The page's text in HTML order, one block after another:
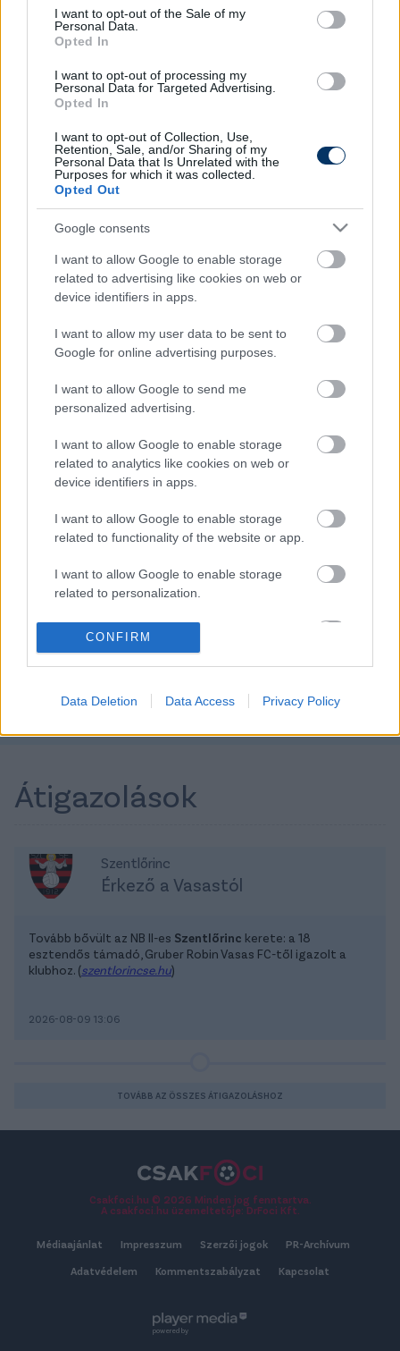
consent section.
I want to opt-out of the Sale of my
Personal Data.
Opted In
I want to opt-out of processing my
Personal Data for Targeted Advertising.
Opted In
I want to opt-out of Collection, Use,
Retention, Sale, and/or Sharing of my
Personal Data that Is Unrelated with the
Purposes for which it was collected.
Opted Out
Google consents
I want to allow Google to enable storage
related to advertising like cookies on web or
device identifiers in apps.
I want to allow my user data to be sent to
Google for online advertising purposes.
I want to allow Google to send me
personalized advertising.
I want to allow Google to enable storage
related to analytics like cookies on web or
device identifiers in apps.
I want to allow Google to enable storage
related to functionality of the website or app.
I want to allow Google to enable storage
related to personalization.
I want to allow Google to enable storage
related to security, including authentication
functionality and fraud prevention, and other
CONFIRM
Data Deletion Data Access Privacy Policy
Itt állíthatod be, hogy a Csakfoci az elsők
Link másolása Email küldés
CÍMKÉK: #MAGYAR FOCI
Autópiac
Ford Ranger
Üzemanyag: Dízel
Ford Ranger
Üzemanyag: Dízel
TOVÁBBI AJÁNLATOK
Kövess minket a Facebookon is!
Átigazolások
Szentlőrinc
Érkező a Vasastól
Tovább bővült az NB II-es Szentlőrinc kerete: a 18
esztendős támadó, Gruber Robin Vasas FC-től igazolt a
klubhoz. (szentlorincse.hu)
2026-08-09 13:06
TOVÁBB AZ ÖSSZES ÁTIGAZOLÁSHOZ
Csakfoci.hu © 2026 Minden jog fenntartva.
A csakfoci.hu üzemeltetője: DrFoci Kft.
Médiaajánlat Impresszum Szerzői jogok PR-Archívum
Adatvédelem Kommentszabályzat Kapcsolat
powered by